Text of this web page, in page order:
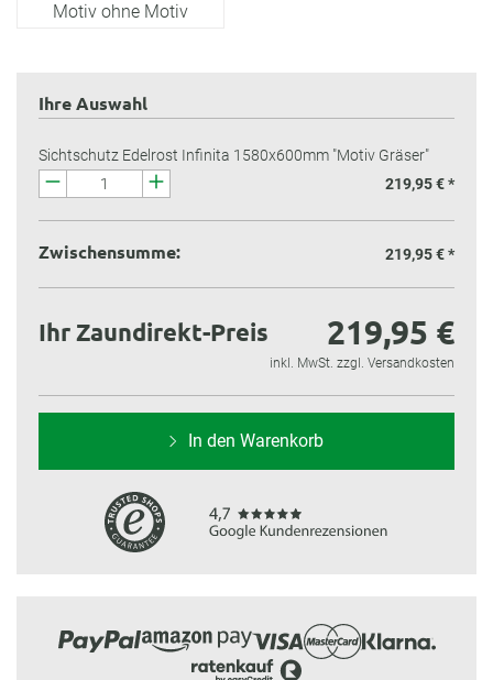
Motiv ohne Motiv
Ihre Auswahl
Sichtschutz Edelrost Infinita 1580x600mm "Motiv Gräser"
219,95 € *
Zwischensumme: 219,95 €*
Ihr Zaundirekt-Preis 219,95 €
inkl. MwSt. zzgl. Versandkosten
In den Warenkorb